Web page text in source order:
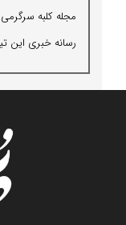
مجله كلبه سرگرمی
رسانه خبری این